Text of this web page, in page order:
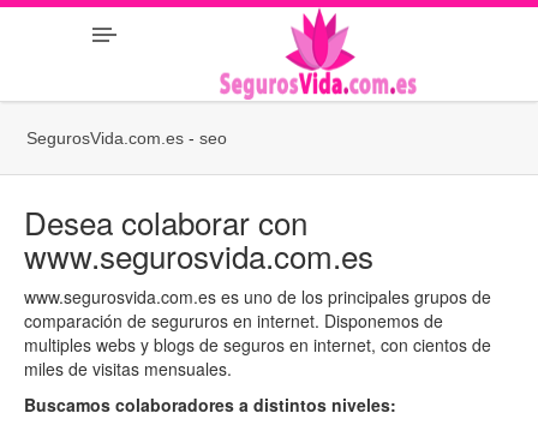
SegurosVida.com.es - seo
Desea colaborar con
www.segurosvida.com.es
www.segurosvida.com.es es uno de los principales grupos de
comparación de segururos en internet. Disponemos de
multiples webs y blogs de seguros en internet, con cientos de
miles de visitas mensuales.
Buscamos colaboradores a distintos niveles: